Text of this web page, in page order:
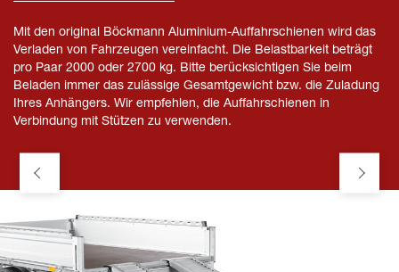
Mit den original Böckmann Aluminium-Auffahrschienen wird das
Verladen von Fahrzeugen vereinfacht. Die Belastbarkeit beträgt
pro Paar 2000 oder 2700 kg. Bitte berücksichtigen Sie beim
Beladen immer das zulässige Gesamtgewicht bzw. die Zuladung
Ihres Anhängers. Wir empfehlen, die Auffahrschienen in
Verbindung mit Stützen zu verwenden.